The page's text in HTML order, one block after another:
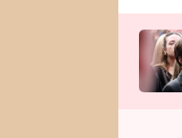
HOROSKOP NA